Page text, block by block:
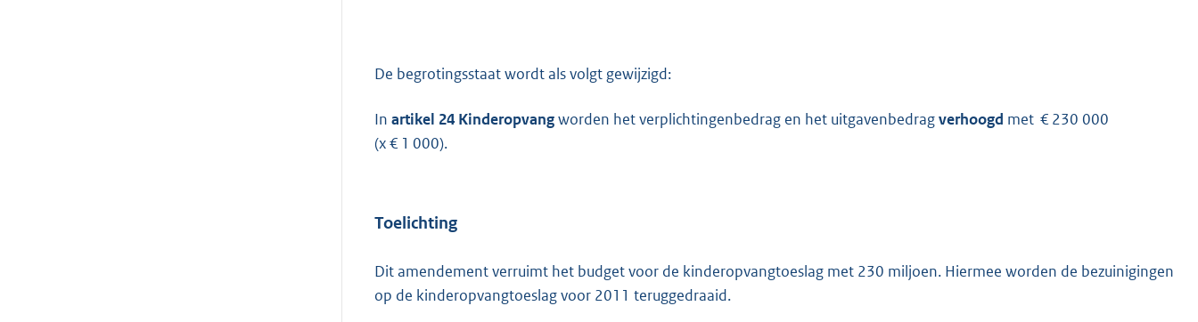
b
De begrotingsstaat wordt als volgt gewijzigd:
In artikel 24 Kinderopvangworden het verplichtingenbedrag en het uitgavenbedragverhoogd met € 230 000
(x € 1 000).
Toelichting
Dit amendement verruimt het budget voor de kinderopvangtoeslag met 230 miljoen. Hiermee worden de bezuinigingen
op de kinderopvangtoeslag voor 2011 teruggedraaid.